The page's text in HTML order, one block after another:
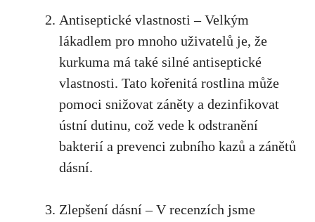
Antiseptické vlastnosti ‌– ⁣Velkým
lákadlem⁤ pro mnoho ⁣uživatelů je, že
kurkuma má‌ také ⁤silné antiseptické⁢
vlastnosti. Tato kořenitá rostlina může
pomoci snižovat záněty‍ a dezinfikovat
ústní dutinu, ⁣což vede k odstranění
bakterií⁤ a prevenci zubního kazů a zánětů
dásní.
Zlepšení dásní – V recenzích jsme